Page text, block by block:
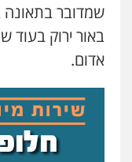
שמדובר
באור ירוק
אדום.